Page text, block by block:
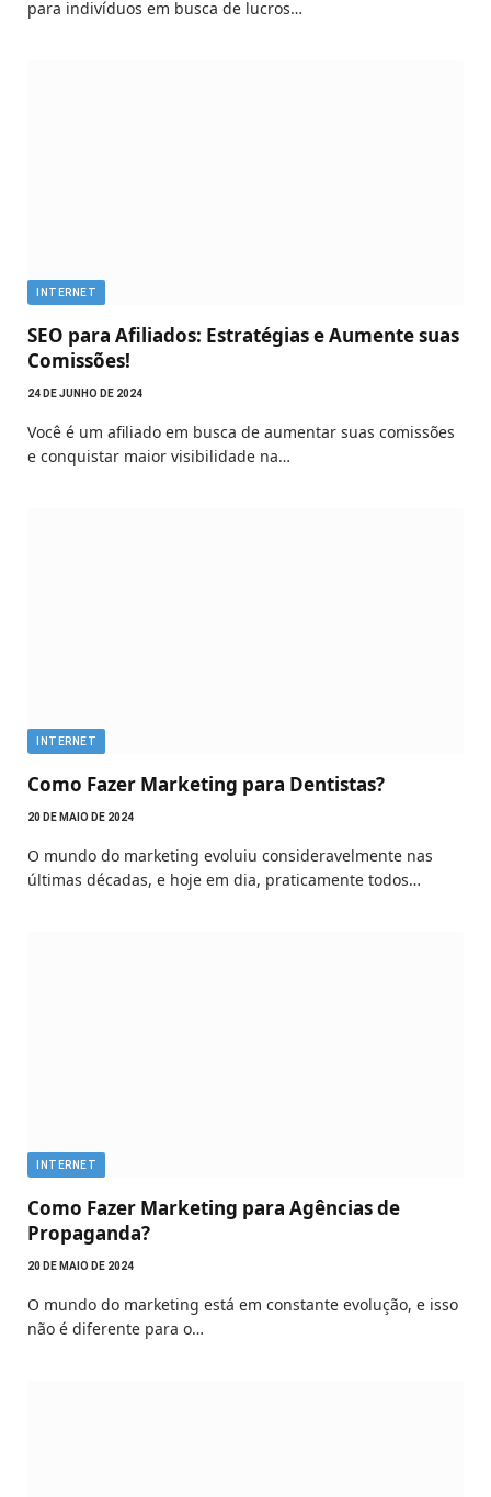
para indivíduos em busca de lucros…
INTERNET
SEO para Afiliados: Estratégias e Aumente suas
Comissões!
24 DE JUNHO DE 2024
Você é um afiliado em busca de aumentar suas comissões
e conquistar maior visibilidade na…
INTERNET
Como Fazer Marketing para Dentistas?
20 DE MAIO DE 2024
O mundo do marketing evoluiu consideravelmente nas
últimas décadas, e hoje em dia, praticamente todos…
INTERNET
Como Fazer Marketing para Agências de
Propaganda?
20 DE MAIO DE 2024
O mundo do marketing está em constante evolução, e isso
não é diferente para o…